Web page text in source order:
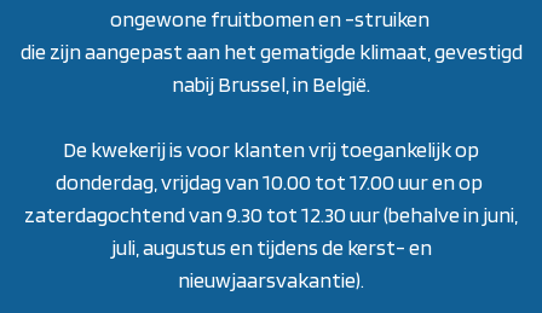
ongewone fruitbomen en -struiken
die zijn aangepast aan het gematigde klimaat, gevestigd
nabij Brussel, in België.
De kwekerij is voor klanten vrij toegankelijk op
donderdag, vrijdag van 10.00 tot 17.00 uur en op
zaterdagochtend van 9.30 tot 12.30 uur (behalve in juni,
juli, augustus en tijdens de kerst- en
nieuwjaarsvakantie).